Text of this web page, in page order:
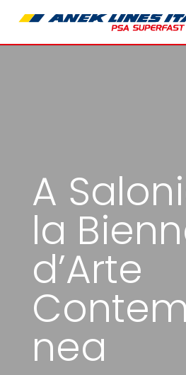
A
la
d’Arte
nea